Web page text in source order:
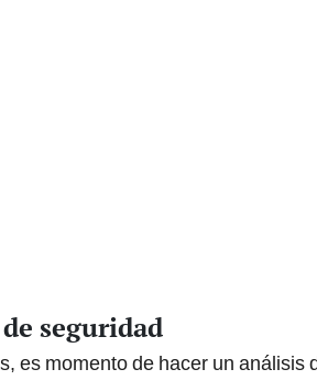
seguridad
es momento de hacer un análisis